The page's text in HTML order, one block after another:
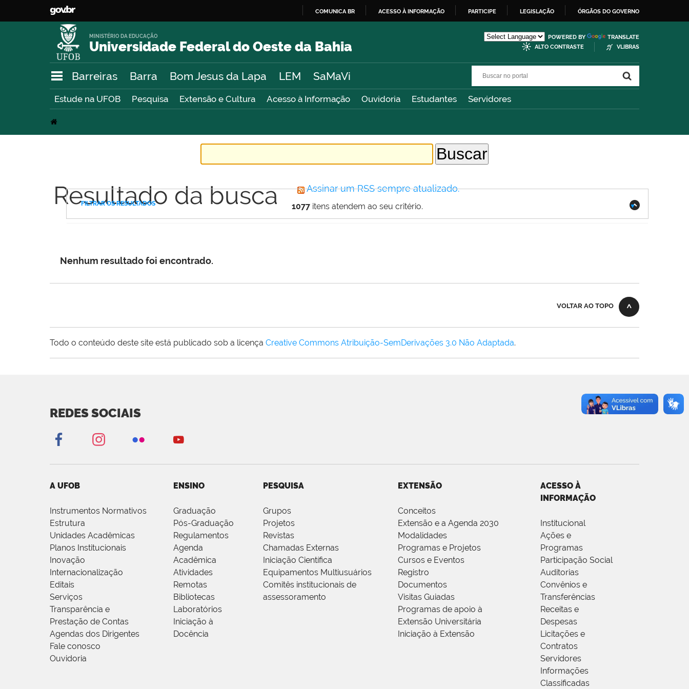
O
COMUNICA BR ACESSO À INFORMAÇÃO PARTICIPE LEGISLAÇÃO ÓRGÃOS DO GOVERNO
Universidade Federal do Oeste da Bahia
MINISTÉRIO DA EDUCAÇÃO POWERED BY
TRANSLATE
ALTO CONTRASTE
VLIBRAS
Barreiras Barra Bom Jesus da Lapa LEM SaMaVi
Estude na UFOB Pesquisa Extensão e Cultura Acesso à Informação Ouvidoria Estudantes Servidores
Resultado da busca Assinar um RSS sempre atualizado.
1077 itens atendem ao seu critério.
FILTRAR OS RESULTADOS
Nenhum resultado foi encontrado.
VOLTAR AO TOPO
Todo o conteúdo deste site está publicado sob a licença Creative Commons Atribuição-SemDerivações 3.0 Não Adaptada.
REDES SOCIAIS
A UFOB
Instrumentos Normativos
Estrutura
Unidades Acadêmicas
Planos Institucionais
Inovação
Internacionalização
Editais
Serviços
Transparência e
Prestação de Contas
Agendas dos Dirigentes
Fale conosco
Ouvidoria
ENSINO
Graduação
Pós-Graduação
Regulamentos
Agenda
Acadêmica
Atividades
Remotas
Bibliotecas
Laboratórios
Iniciação à
Docência
PESQUISA
Grupos
Projetos
Revistas
Chamadas Externas
Iniciação Científica
Equipamentos Multiusuários
Comitês institucionais de
assessoramento
EXTENSÃO
Conceitos
Extensão e a Agenda 2030
Modalidades
Programas e Projetos
Cursos e Eventos
Registro
Documentos
Visitas Guiadas
Programas de apoio à
Extensão Universitária
Iniciação à Extensão
ACESSO À
INFORMAÇÃO
Institucional
Ações e
Programas
Participação Social
Auditorias
Convênios e
Transferências
Receitas e
Despesas
Licitações e
Contratos
Servidores
Informações
Classificadas